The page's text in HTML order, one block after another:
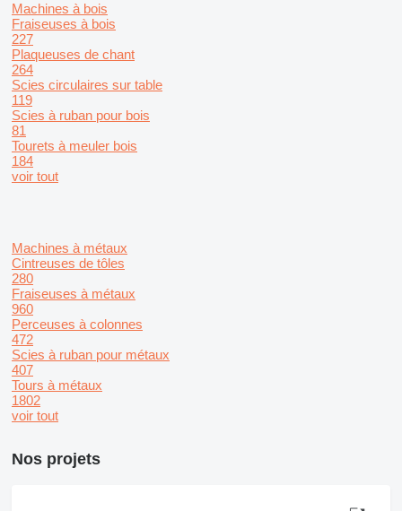
Machines à bois
Fraiseuses à bois
227
Plaqueuses de chant
264
Scies circulaires sur table
119
Scies à ruban pour bois
81
Tourets à meuler bois
184
voir tout
Machines à métaux
Cintreuses de tôles
280
Fraiseuses à métaux
960
Perceuses à colonnes
472
Scies à ruban pour métaux
407
Tours à métaux
1802
voir tout
Nos projets